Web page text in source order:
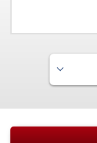
ど、1滞在当
特典がご利用
犯罪被害傷害保
補償額 : 最高
国内外を問わず
よってケガをさ
立替払いの負担
交通費や仕入れ